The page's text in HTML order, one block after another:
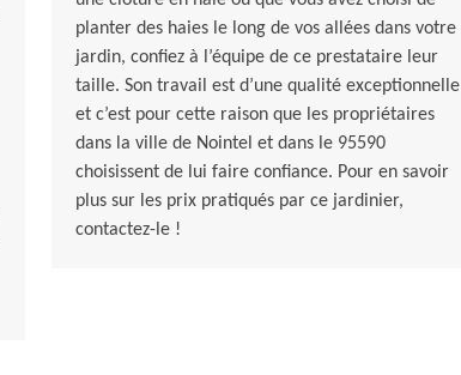
planter des haies le long de vos allées dans votre
jardin, confiez à l’équipe de ce prestataire leur
taille. Son travail est d’une qualité exceptionnelle
et c’est pour cette raison que les propriétaires
dans la ville de Nointel et dans le 95590
choisissent de lui faire confiance. Pour en savoir
plus sur les prix pratiqués par ce jardinier,
contactez-le !